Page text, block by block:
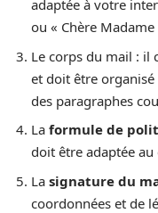
adaptée à votre
ou « Chère Madame
Le corps du mail : il
et doit être
des paragraphes
La formule de
doit être adaptée au
La signature du
coordonnées et de